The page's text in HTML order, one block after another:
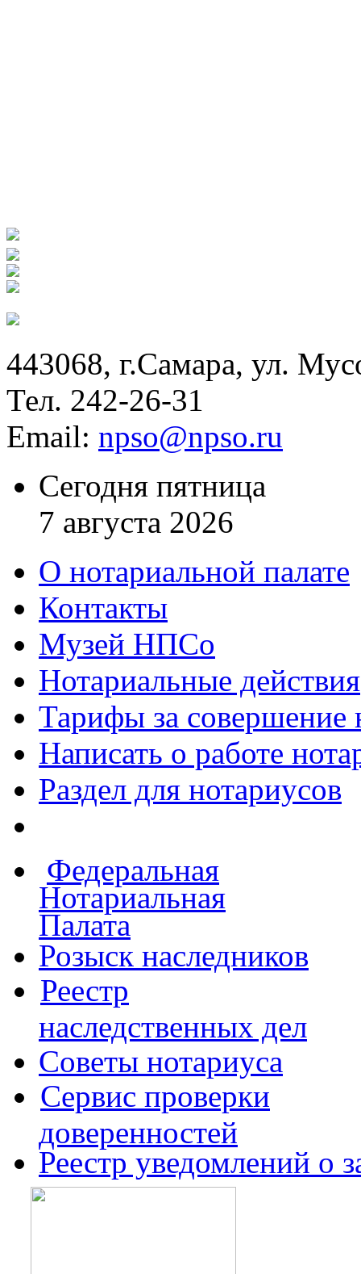
443068, г.Самара, ул.
Тел. 242-26-31
Email: npso@npso.ru
Сегодня пятница
7 августа 2026
О нотариальной палате
Контакты
Музей НПСо
Нотариальные действия
Тарифы за совершение
Написать о работе
Раздел для нотариусов
Федеральная
Нотариальная
Палата
Розыск наследников
Реестр
наследственных дел
Советы нотариуса
Сервис проверки
доверенностей
Реестр уведомлений о